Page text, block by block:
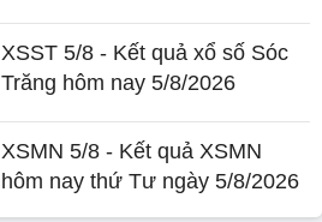
XSST 5/8 - Kết quả xổ số Sóc
Trăng hôm nay 5/8/2026
XSMN 5/8 - Kết quả XSMN
hôm nay thứ Tư ngày 5/8/2026